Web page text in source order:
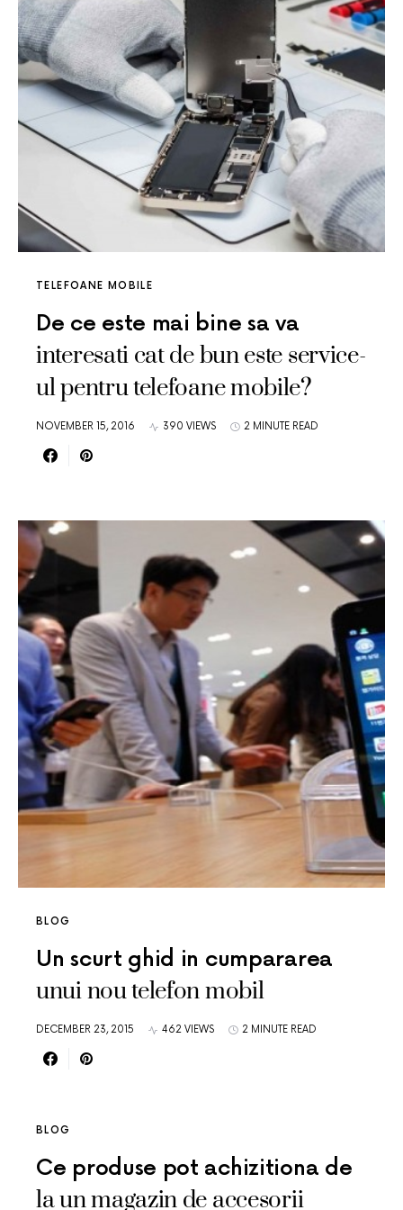
TELEFOANE MOBILE
De ce este mai bine sa va
interesati cat de bun este service-
ul pentru telefoane mobile?
NOVEMBER 15, 2016 390 VIEWS 2 MINUTE READ
BLOG
Un scurt ghid in cumpararea
unui nou telefon mobil
DECEMBER 23, 2015 462 VIEWS 2 MINUTE READ
BLOG
Ce produse pot achizitiona de
la un magazin de accesorii